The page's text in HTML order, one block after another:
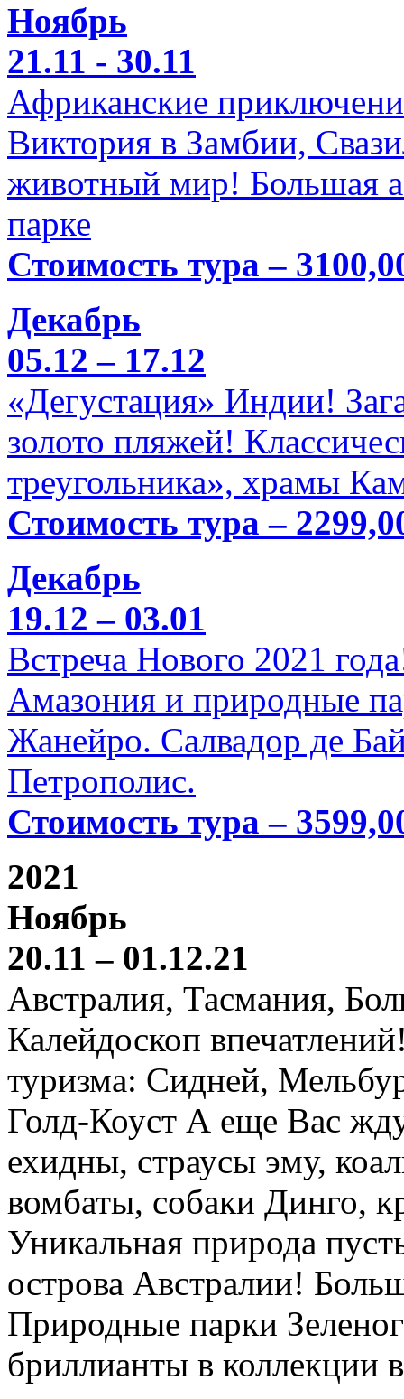
Ноябрь
21.11 - 30.11
Африканские
Виктория в Замбии,
животный мир! Большая
парке
Стоимость тура –
Декабрь
05.12 – 17.12
«Дегустация» Индии!
золото пляжей!
треугольника», храмы
Стоимость тура –
Декабрь
19.12 – 03.01
Встреча Нового 2021
Амазония и природные
Жанейро. Салвадор де
Петрополис.
Стоимость тура –
2021
Ноябрь
20.11 – 01.12.21
Австралия, Тасмания,
Калейдоскоп
туризма: Сидней,
Голд-Коуст А еще Вас
ехидны, страусы эму,
вомбаты, собаки Динго,
Уникальная природа
острова Австралии!
Природные парки
бриллианты в коллекции